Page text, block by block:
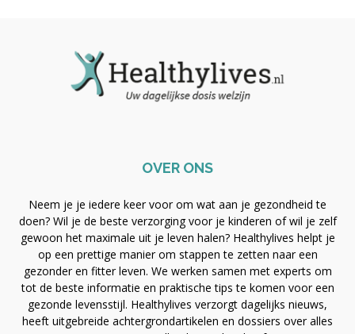
OVER ONS
Neem je je iedere keer voor om wat aan je gezondheid te
doen? Wil je de beste verzorging voor je kinderen of wil je zelf
gewoon het maximale uit je leven halen? Healthylives helpt je
op een prettige manier om stappen te zetten naar een
gezonder en fitter leven. We werken samen met experts om
tot de beste informatie en praktische tips te komen voor een
gezonde levensstijl. Healthylives verzorgt dagelijks nieuws,
heeft uitgebreide achtergrondartikelen en dossiers over alles